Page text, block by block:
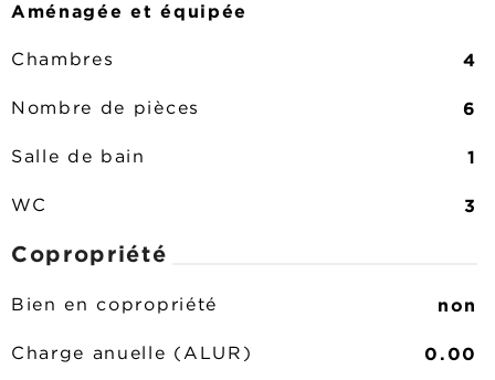
Aménagée et équipée
Chambres 4
Nombre de pièces 6
Salle de bain 1
WC 3
Copropriété
Bien en copropriété non
Charge anuelle (ALUR) 0.00